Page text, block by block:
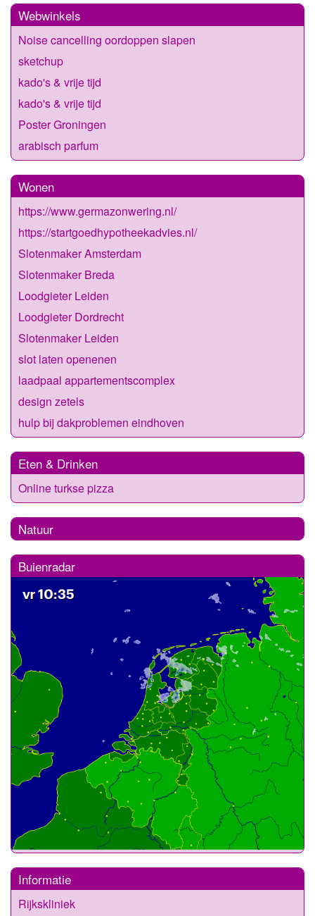
Webwinkels
Noise cancelling oordoppen slapen
sketchup
kado's & vrije tijd
kado's & vrije tijd
Poster Groningen
arabisch parfum
Wonen
https://www.germazonwering.nl/
https://startgoedhypotheekadvies.nl/
Slotenmaker Amsterdam
Slotenmaker Breda
Loodgieter Leiden
Loodgieter Dordrecht
Slotenmaker Leiden
slot laten openenen
laadpaal appartementscomplex
design zetels
hulp bij dakproblemen eindhoven
Eten & Drinken
Online turkse pizza
Natuur
Buienradar
Informatie
Rijkskliniek